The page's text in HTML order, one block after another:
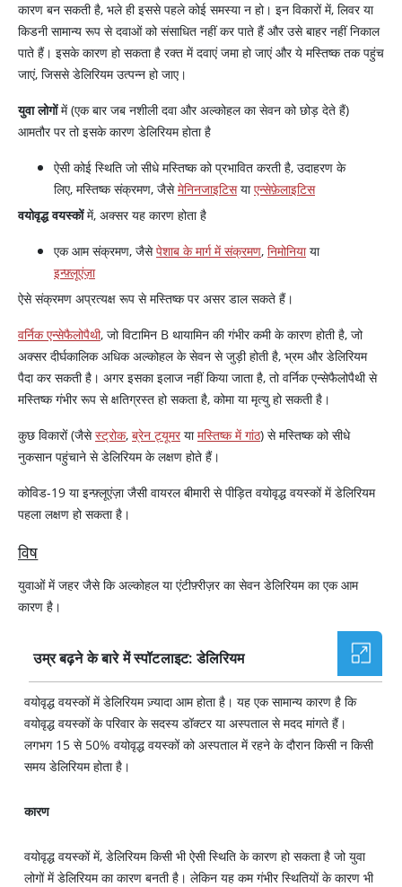
कारण बन सकती है, भले ही इससे पहले कोई समस्या न हो। इन विकारों में, लिवर या
किडनी सामान्य रूप से दवाओं को संसाधित नहीं कर पाते हैं और उसे बाहर नहीं निकाल
पाते हैं। इसके कारण हो सकता है रक्त में दवाएं जमा हो जाएं और ये मस्तिष्क तक पहुंच
जाएं, जिससे डेलिरियम उत्पन्न हो जाए।
युवा लोगोंमें (एक बार जब नशीली दवा और अल्कोहल का सेवन को छोड़ देते हैं)
आमतौर पर तो इसके कारण डेलिरियम होता है
ऐसी कोई स्थिति जो सीधे मस्तिष्क को प्रभावित करती है, उदाहरण के
लिए, मस्तिष्क संक्रमण, जैसेमेनिनजाइटिसयाएन्सेफ़ेलाइटिस
वयोवृद्ध वयस्कोंमें, अक्सर यह कारण होता है
एक आम संक्रमण, जैसेपेशाब के मार्ग में संक्रमण, निमोनियाया
इन्फ़्लूएंज़ा
ऐसे संक्रमण अप्रत्यक्ष रूप से मस्तिष्क पर असर डाल सकते हैं।
वर्निक एन्सेफैलोपैथी, जो विटामिन B थायामिन की गंभीर कमी के कारण होती है, जो
अक्सर दीर्घकालिक अधिक अल्कोहल के सेवन से जुड़ी होती है, भ्रम और डेलिरियम
पैदा कर सकती है। अगर इसका इलाज नहीं किया जाता है, तो वर्निक एन्सेफैलोपैथी से
मस्तिष्क गंभीर रूप से क्षतिग्रस्त हो सकता है, कोमा या मृत्यु हो सकती है।
कुछ विकारों (जैसेस्ट्रोक, ब्रेन ट्यूमरयामस्तिष्क में गांठ) से मस्तिष्क को सीधे
नुकसान पहुंचाने से डेलिरियम के लक्षण होते हैं।
कोविड-19 या इन्फ़्लूएंज़ा जैसी वायरल बीमारी से पीड़ित वयोवृद्ध वयस्कों में डेलिरियम
पहला लक्षण हो सकता है।
विष
युवाओं में जहर जैसे कि अल्कोहल या एंटीफ़्रीज़र का सेवन डेलिरियम का एक आम
कारण है।
उम्र बढ़ने के बारे में स्पॉटलाइट: डेलिरियम
वयोवृद्ध वयस्कों में डेलिरियम ज़्यादा आम होता है। यह एक सामान्य कारण है कि
वयोवृद्ध वयस्कों के परिवार के सदस्य डॉक्टर या अस्पताल से मदद मांगते हैं।
लगभग 15 से 50% वयोवृद्ध वयस्कों को अस्पताल में रहने के दौरान किसी न किसी
समय डेलिरियम होता है।
कारण
वयोवृद्ध वयस्कों में, डेलिरियम किसी भी ऐसी स्थिति के कारण हो सकता है जो युवा
लोगों में डेलिरियम का कारण बनती है। लेकिन यह कम गंभीर स्थितियों के कारण भी